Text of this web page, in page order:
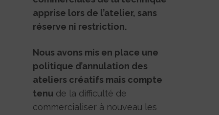
apprise lors de l’atelier, sans
réserve ni restriction.
Nous avons mis en place une
politique d’annulation des
ateliers créatifs mais compte
tenude la difficulté de
commercialiser à nouveau les